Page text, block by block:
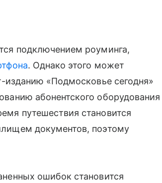
подключением роуминга,
. Однако этого может
изданию «Подмосковье сегодня»
абонентского оборудования
путешествия становится
документов, поэтому
ошибок становится